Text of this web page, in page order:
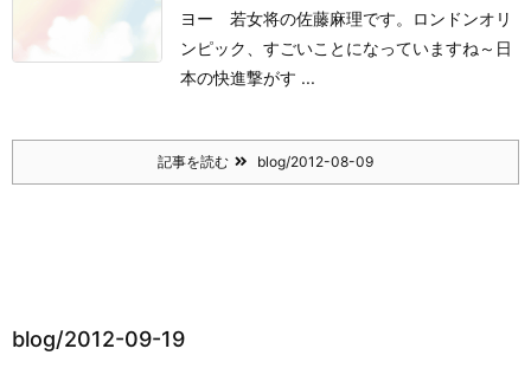
ヨー 若女将の佐藤麻理です。 ロンドンオリ
ンピック、すごいことになっていますね～ 日
本の快進撃がす ...
記事を読む blog/2012-08-09
blog/2012-09-19